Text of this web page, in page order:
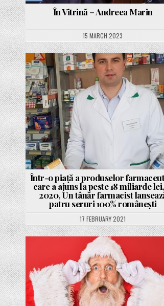
În Vitrină – Andreea Marin
15 MARCH 2023
Posted
in
Într-o piață a produselor
care a ajuns la peste 18 miliarde
2020, Un tânăr farmacist
patru seruri 100% românești
17 FEBRUARY 2021
Posted
in